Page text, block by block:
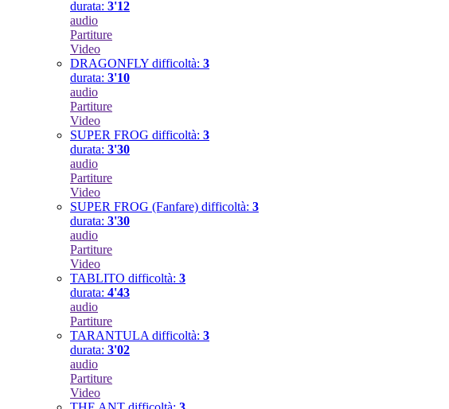
durata: 3'12
audio
Partiture
Video
DRAGONFLY difficoltà: 3
durata: 3'10
audio
Partiture
Video
SUPER FROG difficoltà: 3
durata: 3'30
audio
Partiture
Video
SUPER FROG (Fanfare) difficoltà: 3
durata: 3'30
audio
Partiture
Video
TABLITO difficoltà: 3
durata: 4'43
audio
Partiture
TARANTULA difficoltà: 3
durata: 3'02
audio
Partiture
Video